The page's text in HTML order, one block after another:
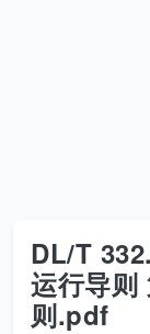
DL/T
运行导则
则.pdf